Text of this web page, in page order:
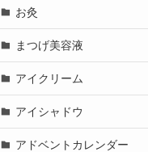
お灸
まつげ美容液
アイクリーム
アイシャドウ
アドベントカレンダー